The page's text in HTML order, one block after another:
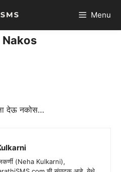
Menu
देऊ नकोस…
(Neha Kulkarni),